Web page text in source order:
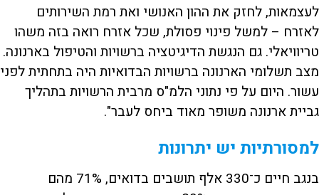
לעצמאות, לחזק את ההון האנושי ואת רמת השירותים
לאזרח – למשל פינוי פסולת, שכל אזרח רואה בזה משהו
טריוויאלי. גם הנגשת הדיגיטציה ברשויות והטיפול בארנונה.
מצב תשלומי הארנונה ברשויות הבדואיות היה בתחתית לפני
עשור. היום על פי נתוני הלמ"ס מרבית הרשויות בתהליך
גביית ארנונה משופר מאוד ביחס לעבר".
למסורתיות יש יתרונות
בנגב חיים כ־330 אלף תושבים בדואים, 71% מהם